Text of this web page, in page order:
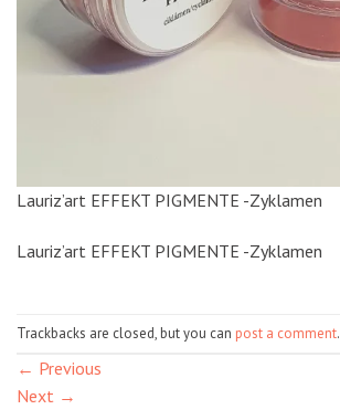
Lauriz’art EFFEKT PIGMENTE -Zyklamen
Lauriz’art EFFEKT PIGMENTE -Zyklamen
Trackbacks are closed, but you can post a comment.
← Previous
Next →